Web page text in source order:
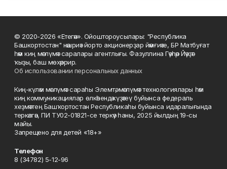
© 2020-2026 «Етегән». Ойоштороусылары: "Республика
Башкортостан" нәшриәт йорто акционерҙар йәмғиәте, БР Матбуғат
һәм киң мәғлүмәт саралары агентлығы. Фазуллина Гәүһәр Йәүҙәт
ҡыҙы, баш мөхәррир.
Об использовании персональных данных
Киң-күләм мәғлүмәт сараһы Элемтә, мәғлүмәт технологиялары һәм
киң коммуникациялар өлкәһендә күҙәтеү буйынса федераль
хеҙмәттең Башҡортостан Республикаһы буйынса идаралығында
теркәлгән, ПИ ТУ02-01821-се теркәү һаны, 2025 йылдың 19-сы
майы.
Запрещено для детей «18+»
Телефон
8 (34782) 5-12-96